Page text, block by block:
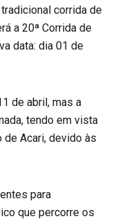
corrida de
a 20ª Corrida de
data: dia 01 de
de abril, mas a
tendo em vista
Acari, devido às
para
que percorre os